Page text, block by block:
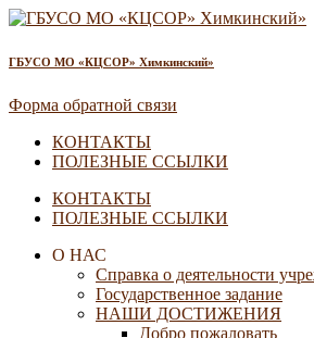
ГБУСО МО «КЦСОР» Химкинский»
Форма обратной связи
КОНТАКТЫ
ПОЛЕЗНЫЕ ССЫЛКИ
КОНТАКТЫ
ПОЛЕЗНЫЕ ССЫЛКИ
О НАС
Справка о деятельности
Государственное задание
НАШИ ДОСТИЖЕНИЯ
Добро пожаловать